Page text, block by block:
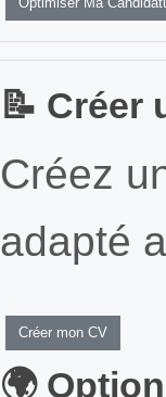
📝 Créer
Créez
adapté
Créer mon CV
🌍